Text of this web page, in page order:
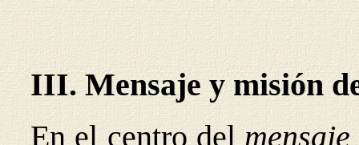
III. Mensaje y misión
En el centro del